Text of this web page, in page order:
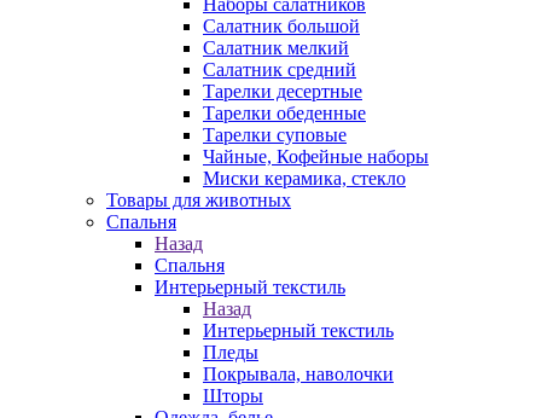
Салатник большой
Салатник мелкий
Салатник средний
Тарелки десертные
Тарелки обеденные
Тарелки суповые
Чайные, Кофейные наборы
Миски керамика, стекло
Товары для животных
Спальня
Назад
Спальня
Интерьерный текстиль
Назад
Интерьерный текстиль
Пледы
Покрывала, наволочки
Шторы